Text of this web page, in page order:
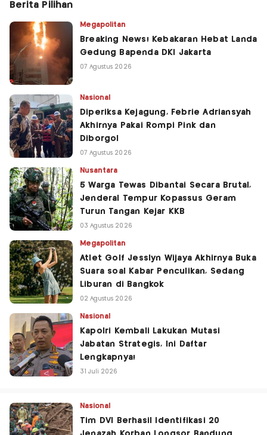
Berita Pilihan
Megapolitan
Breaking News! Kebakaran Hebat Landa
Gedung Bapenda DKI Jakarta
07 Agustus 2026
Nasional
Diperiksa Kejagung, Febrie Adriansyah
Akhirnya Pakai Rompi Pink dan
Diborgol
07 Agustus 2026
Nusantara
5 Warga Tewas Dibantai Secara Brutal,
Jenderal Tempur Kopassus Geram
Turun Tangan Kejar KKB
03 Agustus 2026
Megapolitan
Atlet Golf Jesslyn Wijaya Akhirnya Buka
Suara soal Kabar Penculikan, Sedang
Liburan di Bangkok
02 Agustus 2026
Nasional
Kapolri Kembali Lakukan Mutasi
Jabatan Strategis, Ini Daftar
Lengkapnya!
31 Juli 2026
Nasional
Tim DVI Berhasil Identifikasi 20